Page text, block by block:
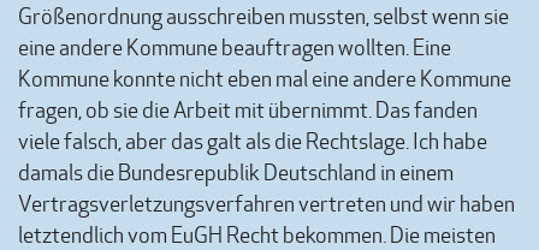
Größenordnung ausschreiben mussten, selbst wenn sie
eine andere Kommune beauftragen wollten. Eine
Kommune konnte nicht eben mal eine andere Kommune
fragen, ob sie die Arbeit mit übernimmt. Das fanden
viele falsch, aber das galt als die Rechtslage. Ich habe
damals die Bundesrepublik Deutschland in einem
Vertragsverletzungsverfahren vertreten und wir haben
letztendlich vom EuGH Recht bekommen. Die meisten